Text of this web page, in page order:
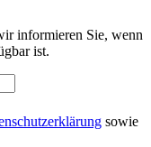
informieren Sie, wenn
ist.
sowie